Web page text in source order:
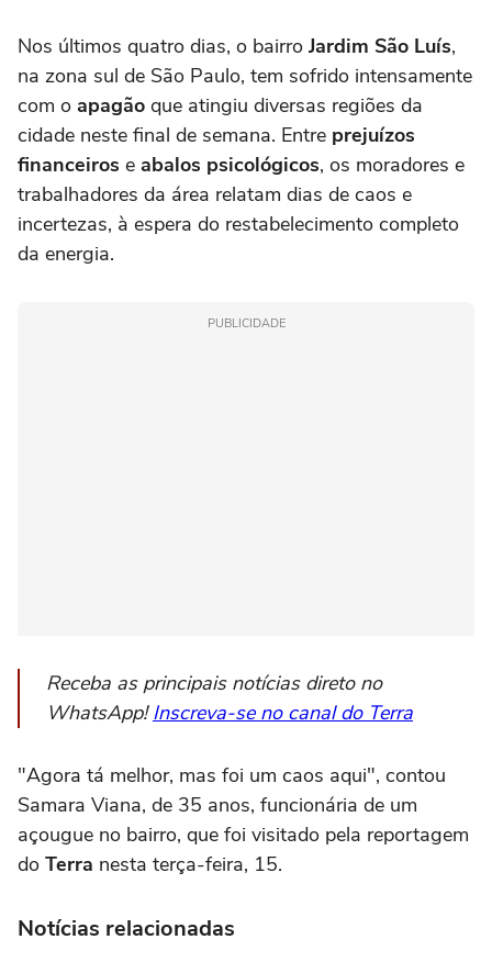
Nos últimos quatro dias, o bairro Jardim São Luís,
na zona sul de São Paulo, tem sofrido intensamente
com o apagão que atingiu diversas regiões da
cidade neste final de semana. Entre prejuízos
financeiros e abalos psicológicos, os moradores e
trabalhadores da área relatam dias de caos e
incertezas, à espera do restabelecimento completo
da energia.
PUBLICIDADE
Receba as principais notícias direto no
WhatsApp!Inscreva-se no canal do Terra
"Agora tá melhor, mas foi um caos aqui", contou
Samara Viana, de 35 anos, funcionária de um
açougue no bairro, que foi visitado pela reportagem
do Terra nesta terça-feira, 15.
Notícias relacionadas